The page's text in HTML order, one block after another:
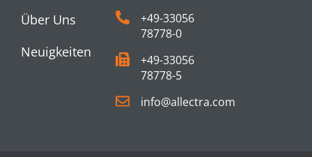
Über Uns
Neuigkeiten
+49-33056
78778-0
+49-33056
78778-5
info@allectra.com